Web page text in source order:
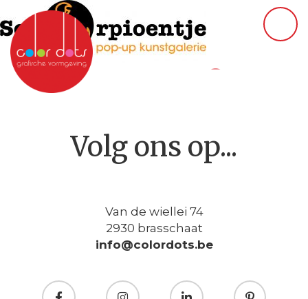
Volg ons op...
Van de wiellei 74
2930 brasschaat
info@colordots.be